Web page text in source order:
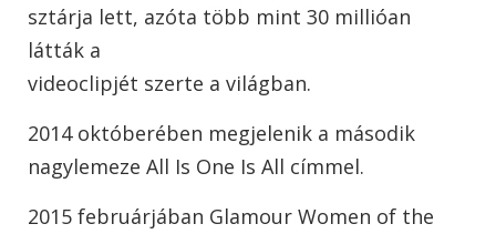
sztárja lett, azóta több mint 30 millióan
látták a
videoclipjét szerte a világban.
2014 októberében megjelenik a második
nagylemeze All Is One Is All címmel.
2015 februárjában Glamour Women of the